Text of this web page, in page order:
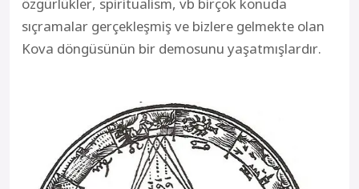
sıçramalar gerçekleşmiş ve bizlere gelmekte olan
Kova döngüsünün bir demosunu yaşatmışlardır.